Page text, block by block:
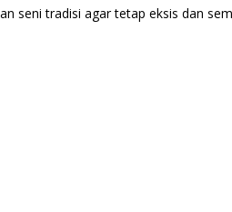
seni tradisi agar tetap eksis dan